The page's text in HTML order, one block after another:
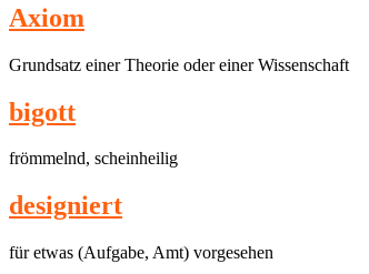
Axiom
Grundsatz einer Theorie oder einer Wissenschaft
bi­gott
frömmelnd, scheinheilig
de­si­g­niert
für etwas (Aufgabe, Amt) vorgesehen